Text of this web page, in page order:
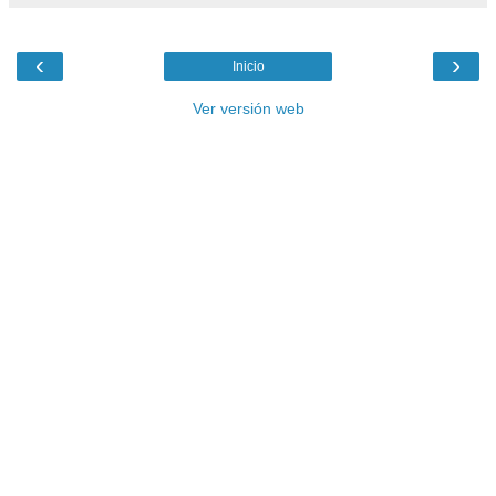
‹ ›
Inicio
Ver versión web